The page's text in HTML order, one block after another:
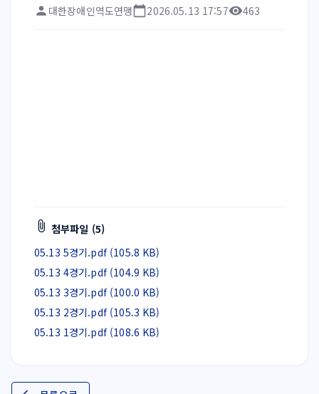
대한장애인역도연맹 2026.05.13 17:57 463
첨부파일 (5)
05.13 5경기.pdf (105.8 KB)
05.13 4경기.pdf (104.9 KB)
05.13 3경기.pdf (100.0 KB)
05.13 2경기.pdf (105.3 KB)
05.13 1경기.pdf (108.6 KB)